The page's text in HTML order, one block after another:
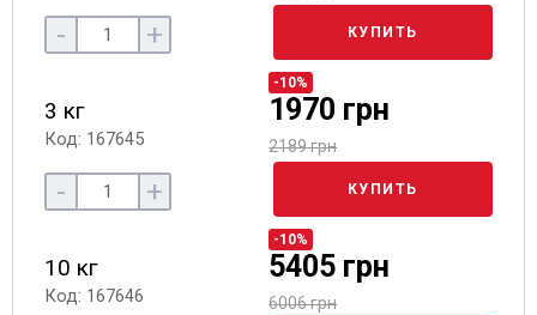
- + КУПИТЬ
3 кг
Код: 167645
-10%
1970 грн
2189 грн
- + КУПИТЬ
10 кг
Код: 167646
-10%
5405 грн
6006 грн